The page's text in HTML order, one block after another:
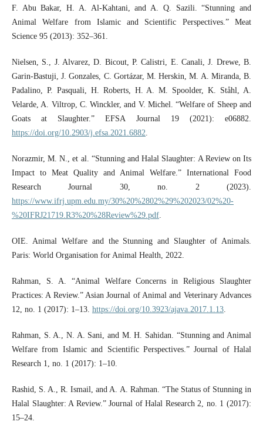
F. Abu Bakar, H. A. Al-Kahtani, and A. Q. Sazili. “Stunning and
Animal Welfare from Islamic and Scientific Perspectives.” Meat
Science 95 (2013): 352–361.
Nielsen, S., J. Alvarez, D. Bicout, P. Calistri, E. Canali, J. Drewe, B.
Garin-Bastuji, J. Gonzales, C. Gortázar, M. Herskin, M. A. Miranda, B.
Padalino, P. Pasquali, H. Roberts, H. A. M. Spoolder, K. Ståhl, A.
Velarde, A. Viltrop, C. Winckler, and V. Michel. “Welfare of Sheep and
Goats at Slaughter.” EFSA Journal 19 (2021): e06882.
https://doi.org/10.2903/j.efsa.2021.6882
Norazmir, M. N., et al. “Stunning and Halal Slaughter: A Review on Its
Impact to Meat Quality and Animal Welfare.” International Food
Research Journal 30, no. 2 (2023).
https://www.ifrj.upm.edu.my/30%20%2802%29%202023/02%20-
%20IFRJ21719.R3%20%28Review%29.pdf.
OIE. Animal Welfare and the Stunning and Slaughter of Animals.
Paris: World Organisation for Animal Health, 2022.
Rahman, S. A. “Animal Welfare Concerns in Religious Slaughter
Practices: A Review.” Asian Journal of Animal and Veterinary Advances
12, no. 1 (2017): 1–13. https://doi.org/10.3923/ajava.2017.1.13.
Rahman, S. A., N. A. Sani, and M. H. Sahidan. “Stunning and Animal
Welfare from Islamic and Scientific Perspectives.” Journal of Halal
Research 1, no. 1 (2017): 1–10.
Rashid, S. A., R. Ismail, and A. A. Rahman. “The Status of Stunning in
Halal Slaughter: A Review.” Journal of Halal Research 2, no. 1 (2017):
15–24.